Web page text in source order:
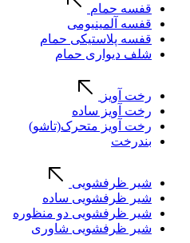
قفسه حمام
قفسه آلمینیومی
قفسه پلاستیکی حمام
شلف دیواری حمام
رخت آویز
رخت آویز ساده
رخت آویز متحرک(تاشو)
بندرخت
شیر ظرفشویی
شیر ظرفشویی ساده
شیر ظرفشویی دو منظوره
شیر ظرفشویی شاوری